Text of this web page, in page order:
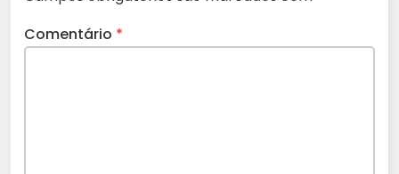
Comentário *